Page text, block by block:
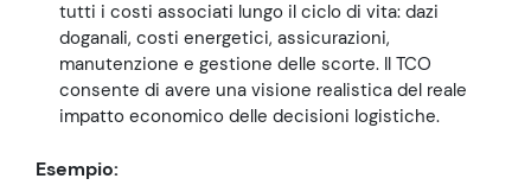
tutti i costi associati lungo il ciclo di vita: dazi
doganali, costi energetici, assicurazioni,
manutenzione e gestione delle scorte. Il TCO
consente di avere una visione realistica del reale
impatto economico delle decisioni logistiche.
Esempio: